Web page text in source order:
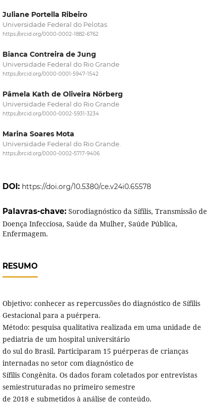
Juliane Portella Ribeiro
Universidade Federal do Pelotas
https://orcid.org/0000-0002-1882-6762
Bianca Contreira de Jung
Universidade Federal do Rio Grande
https://orcid.org/0000-0001-5947-1542
Pâmela Kath de Oliveira Nörberg
Universidade Federal do Rio Grande
https://orcid.org/0000-0002-5931-3234
Marina Soares Mota
Universidade Federal do Rio Grande.
https://orcid.org/0000-0002-5717-9406
DOI: https://doi.org/10.5380/ce.v24i0.65578
Palavras-chave: Sorodiagnóstico da Sífilis, Transmissão de
Doença Infecciosa, Saúde da Mulher, Saúde Pública,
Enfermagem.
RESUMO
Objetivo: conhecer as repercussões do diagnóstico de Sífilis
Gestacional para a puérpera.
Método: pesquisa qualitativa realizada em uma unidade de
pediatria de um hospital universitário
do sul do Brasil. Participaram 15 puérperas de crianças
internadas no setor com diagnóstico de
Sífilis Congênita. Os dados foram coletados por entrevistas
semiestruturadas no primeiro semestre
de 2018 e submetidos à análise de conteúdo.